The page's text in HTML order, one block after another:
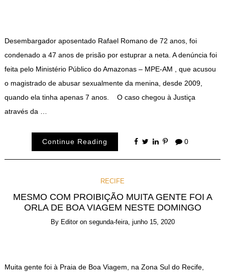
Desembargador aposentado Rafael Romano de 72 anos, foi
condenado a 47 anos de prisão por estuprar a neta. A denúncia foi
feita pelo Ministério Público do Amazonas – MPE-AM , que acusou
o magistrado de abusar sexualmente da menina, desde 2009,
quando ela tinha apenas 7 anos. O caso chegou à Justiça
através da …
Continue Reading 0
RECIFE
MESMO COM PROIBIÇÃO MUITA GENTE FOI A
ORLA DE BOA VIAGEM NESTE DOMINGO
By Editor on segunda-feira, junho 15, 2020
Muita gente foi à Praia de Boa Viagem, na Zona Sul do Recife,